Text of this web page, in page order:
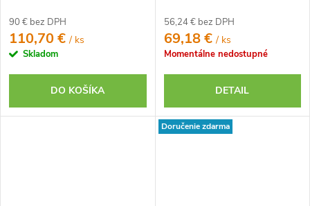
90 € bez DPH
110,70 €/ ks
Skladom
DO KOŠÍKA
56,24 € bez DPH
69,18 €/ ks
Momentálne nedostupné
DETAIL
Doručenie zdarma